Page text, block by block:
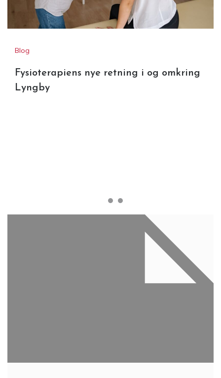
Blog
Fysioterapiens nye retning i og omkring
Lyngby